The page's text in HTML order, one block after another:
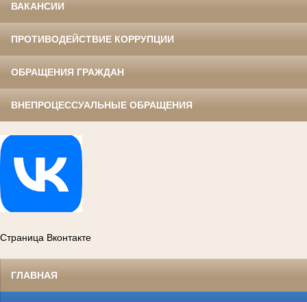
ВАКАНСИИ
ПРОТИВОДЕЙСТВИЕ КОРРУПЦИИ
ОБРАЩЕНИЯ ГРАЖДАН
ВНЕПРОЦЕССУАЛЬНЫЕ ОБРАЩЕНИЯ
Страница Вконтакте
ГЛАВНАЯ